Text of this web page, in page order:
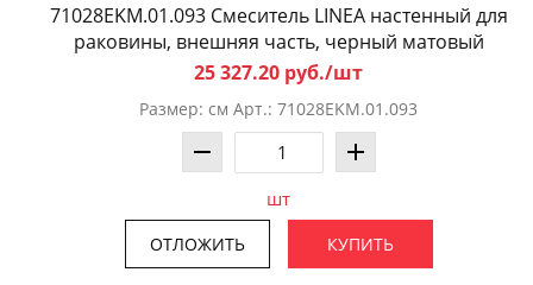
71028EKM.01.093 Смеситель LINEA настенный для
раковины, внешняя часть, черный матовый
25 327.20 руб./шт
Размер: см Арт.: 71028EKM.01.093
шт
ОТЛОЖИТЬ КУПИТЬ